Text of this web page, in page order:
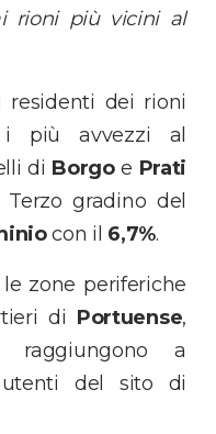
rioni più vicini al
residenti dei rioni
più avvezzi al
di Borgoe Prati
gradino del
con il 6,7%.
zone periferiche
di Portuense,
raggiungono a
del sito di